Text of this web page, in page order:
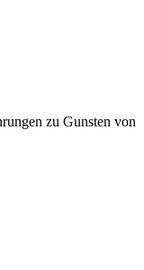
zu Gunsten von